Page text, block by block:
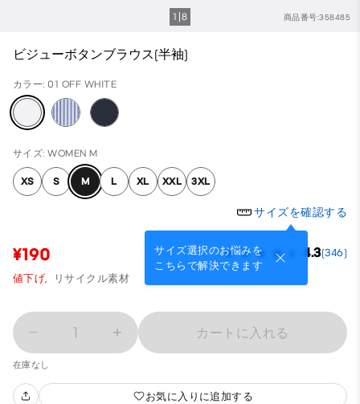
商品番号:358485
1 8
ビジューボタンブラウス(半袖)
カラー: 01 OFF WHITE
サイズ: WOMEN M
XS S M L XL XXL 3XL
サイズを確認する
サイズ選択のお悩みを
こちらで解決できます
¥190 4.3(346)
値下げ, リサイクル素材
1 カートに入れる
在庫なし
お気に入りに追加する